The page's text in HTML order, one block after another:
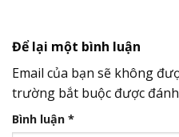
Để lại một bình luận
Email của bạn sẽ không
trường bắt buộc được
Bình luận *